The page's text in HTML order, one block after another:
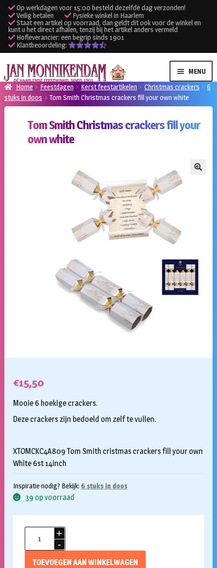
Op werkdagen voor 15:00 besteld dezelfde dag verzonden!
Veilig betalen
Fysieke winkel in Haarlem
Staat een artikel op voorraad, dan geldt dit ook voor de winkel en
kunt u het direct afhalen, tenzij bij het artikel anders vermeld
Hofleverancier: een begrip sinds 1901
Klantbeoordeling:
Ga
door
naar
navigatie
Ga
naar
de
inhoud
MENU
Verhuur kleding
Verhuur apparatuur
Klantenservice
Home Feestdagen Kerst feestartikelen Christmas crackers
6
stuks in doos
Tom Smith Christmas crackers fill your own white
Tom Smith Christmas crackers fill your
own white
€15,50
Mooie 6 hoekige crackers.
Deze crackers zijn bedoeld om zelf te vullen.
XTOMCKC4A809 Tom Smith cristmas crackers fill your own
White 6st 14inch
Inspiratie nodig? Bekijk: 6 stuks in doos
39 op voorraad
Smith
TOEVOEGEN AAN WINKELWAGEN